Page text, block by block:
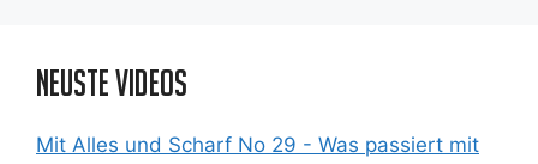
Neuste Videos
Mit Alles und Scharf No 29 - Was passiert mit